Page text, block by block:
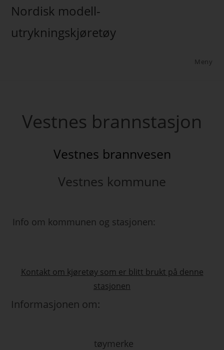
Nordisk modell-
utrykningskjøretøy
Meny
Vestnes brannstasjon
Vestnes brannvesen
Vestnes kommune
Info om kommunen og stasjonen:
Kontakt om kjøretøy som er blitt brukt på denne
stasjonen
Informasjonen om:
tøymerke